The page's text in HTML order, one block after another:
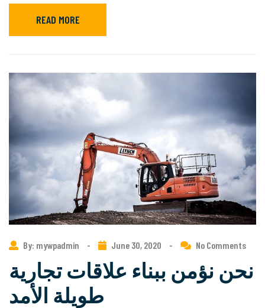
READ MORE
By: mywpadmin - June 30, 2020 - No Comments
نحن نؤمن ببناء علاقات تجارية
طويلة الأمد